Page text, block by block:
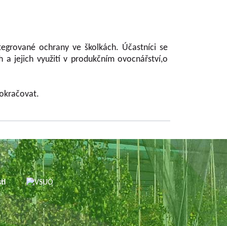
ochrany ve školkách. Účastníci se
a jejich využití v produkčním ovocnářství,o